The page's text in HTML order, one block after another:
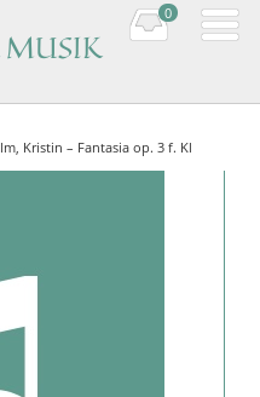
MUSIK
0
Kristin – Fantasia op. 3 f. Kl